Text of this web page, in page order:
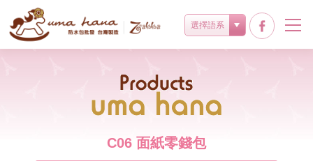
選擇語系
Products
C06 面紙零錢包